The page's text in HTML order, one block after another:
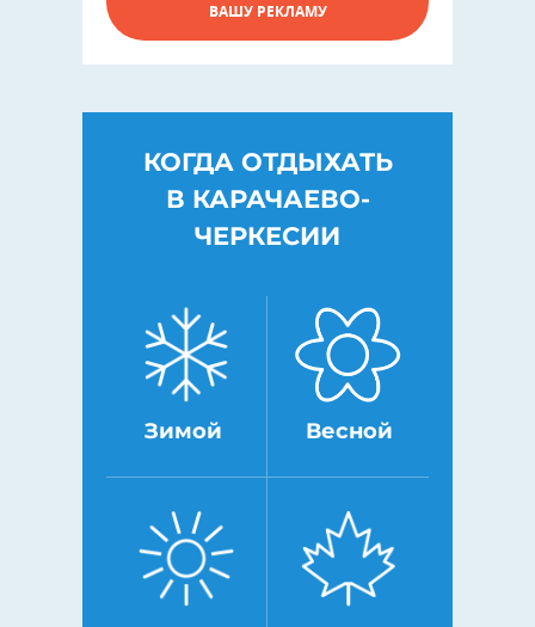
ВАШУ РЕКЛАМУ
КОГДА ОТДЫХАТЬ
В КАРАЧАЕВО-
ЧЕРКЕСИИ
Зимой Весной